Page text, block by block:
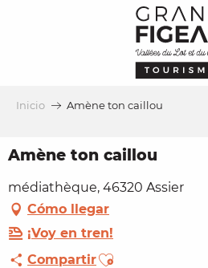
Inicio Amène ton caillou
Amène ton caillou
médiathèque, 46320 Assier
Cómo llegar
¡Voy en tren!
CompartirAjouter aux favoris